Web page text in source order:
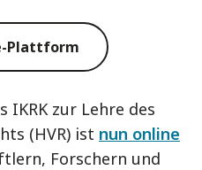
Plattform
IKRK zur Lehre des
(HVR) ist nun online
Forschern und